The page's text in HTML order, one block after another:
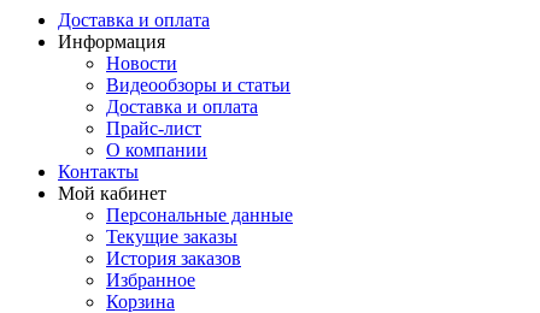
Доставка и оплата
Информация
Новости
Видеообзоры и статьи
Доставка и оплата
Прайс-лист
О компании
Контакты
Мой кабинет
Персональные данные
Текущие заказы
История заказов
Избранное
Корзина